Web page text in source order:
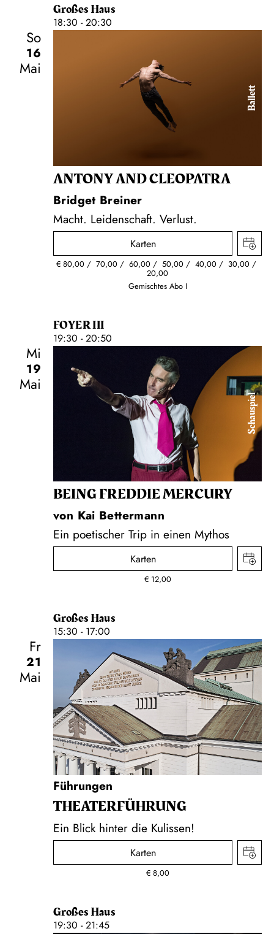
Großes Haus
18:30 - 20:30
So
16
Mai
Ballett
ANTONY AND CLEOPATRA
Bridget Breiner
Macht. Leidenschaft. Verlust.
Karten
€ 80,00 70,00 60,00 50,00 40,00 30,00
20,00
Gemischtes Abo I
FOYER III
19:30 - 20:50
Mi
19
Mai
Schauspiel
BEING FREDDIE MERCURY
von Kai Bettermann
Ein poetischer Trip in einen Mythos
Karten
€ 12,00
Großes Haus
15:30 - 17:00
Fr
21
Mai
Führungen
THEATER­FÜHR­UNG
Ein Blick hinter die Kulissen!
Karten
€ 8,00
Großes Haus
19:30 - 21:45